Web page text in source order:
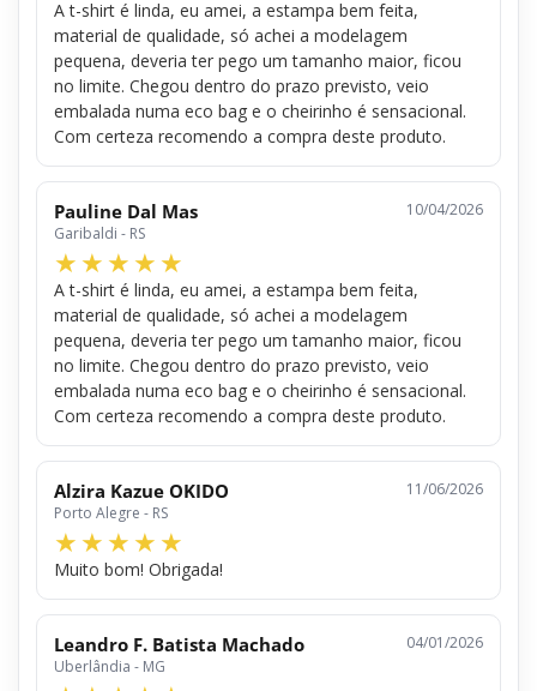
A t-shirt é linda, eu amei, a estampa bem feita,
material de qualidade, só achei a modelagem
pequena, deveria ter pego um tamanho maior, ficou
no limite. Chegou dentro do prazo previsto, veio
embalada numa eco bag e o cheirinho é sensacional.
Com certeza recomendo a compra deste produto.
Pauline Dal Mas
Garibaldi - RS
10/04/2026
A t-shirt é linda, eu amei, a estampa bem feita,
material de qualidade, só achei a modelagem
pequena, deveria ter pego um tamanho maior, ficou
no limite. Chegou dentro do prazo previsto, veio
embalada numa eco bag e o cheirinho é sensacional.
Com certeza recomendo a compra deste produto.
Alzira Kazue OKIDO
Porto Alegre - RS
11/06/2026
Muito bom! Obrigada!
Leandro F. Batista Machado
Uberlândia - MG
04/01/2026